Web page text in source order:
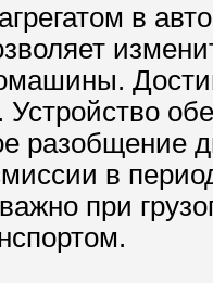
в
разобщение
в
при